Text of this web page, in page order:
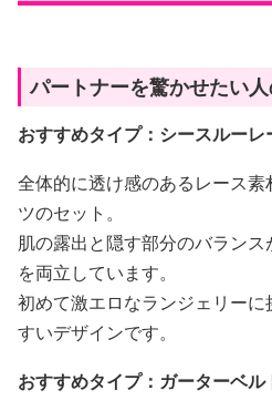
パートナーを驚かせたい
おすすめタイプ：シースルー
全体的に透け感のあるレース
ツのセット。
肌の露出と隠す部分のバラン
を両立しています。
初めて激エロなランジェリー
すいデザインです。
おすすめタイプ：ガーターベル